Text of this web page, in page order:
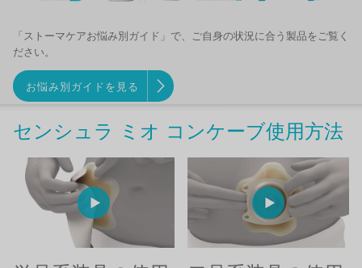
「ストーマケアお悩み別ガイド」で、ご自身の状況に合う製品をご覧く
ださい。
お悩み別ガイドを見る
センシュラ ミオ コンケーブ使用方法